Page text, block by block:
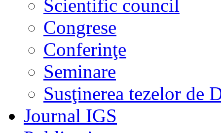
Scientific council
Congrese
Conferinţe
Seminare
Susţinerea tezelor de
Journal IGS